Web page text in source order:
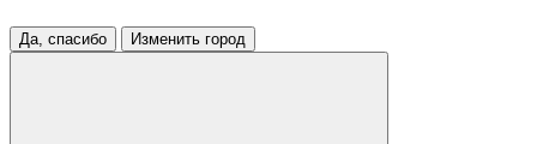
Да, спасибо Изменить город